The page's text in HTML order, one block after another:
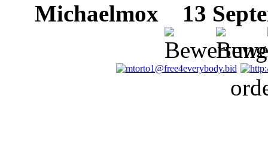
Michaelmox
13